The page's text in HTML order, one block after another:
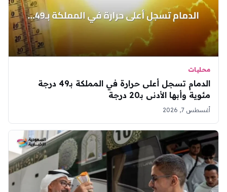
محليات
الدمام تسجل أعلى حرارة في المملكة بـ49 درجة
مئوية وأبها الأدنى بـ20 درجة
أغسطس 7, 2026